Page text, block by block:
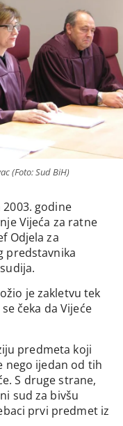
(Foto: Sud BiH)
godine
Vijeća za ratne
Odjela za
predstavnika
je zakletvu tek
čeka da Vijeće
predmeta koji
nego ijedan od tih
S druge strane,
sud za bivšu
prvi predmet iz